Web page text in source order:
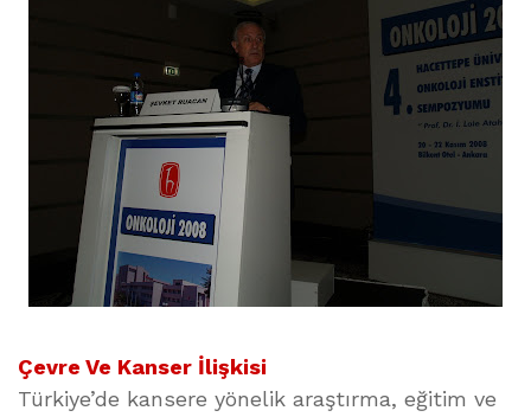
Çevre Ve Kanser İlişkisi
Türkiye’de kansere yönelik araştırma, eğitim ve